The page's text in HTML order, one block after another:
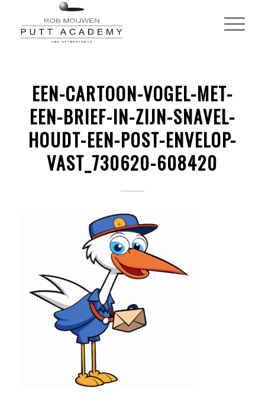
EEN-CARTOON-VOGEL-MET-
EEN-BRIEF-IN-ZIJN-SNAVEL-
HOUDT-EEN-POST-ENVELOP-
VAST_730620-608420